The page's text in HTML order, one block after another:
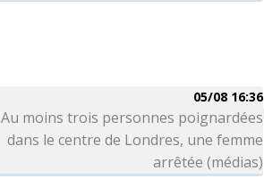
05/08 16:36
Au moins trois personnes poignardées
dans le centre de Londres, une femme
arrêtée (médias)